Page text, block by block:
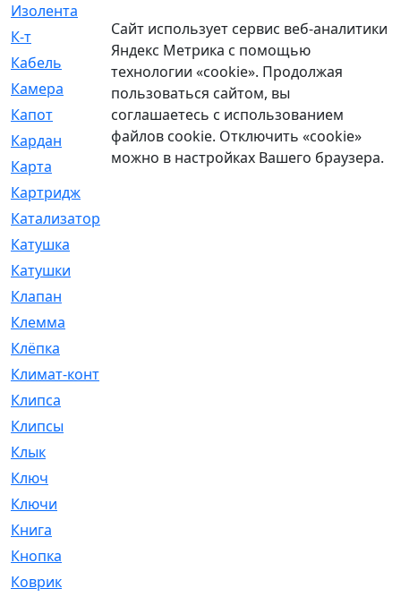
Изолента
К-т
[13]
Кабель
Камера
[4]
Капот
[144]
Кардан
[131]
Карта
[2]
Картридж
Катализатор
Катушка
Катушки
Клапан
Клемма
Клёпка
Климат-контроль
Клипса
Клипсы
Клык
Ключ
Ключи
Книга
Кнопка
Коврик
Сайт использует сервис веб-аналитики
Яндекс Метрика с помощью
технологии «cookie». Продолжая
пользоваться сайтом, вы
соглашаетесь с использованием
файлов cookie. Отключить «cookie»
можно в настройках Вашего браузера.